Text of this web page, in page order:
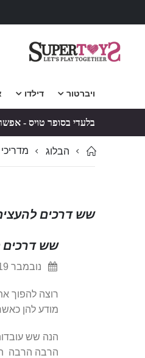
ויברטור דילדו
בלעדי בסופר טויס -
הבלוג
שש דרכים
שש דרכים
נובמבר 19, 2020
רוצה להפוך
מודע להן
הנה שש
הרבה הרבה